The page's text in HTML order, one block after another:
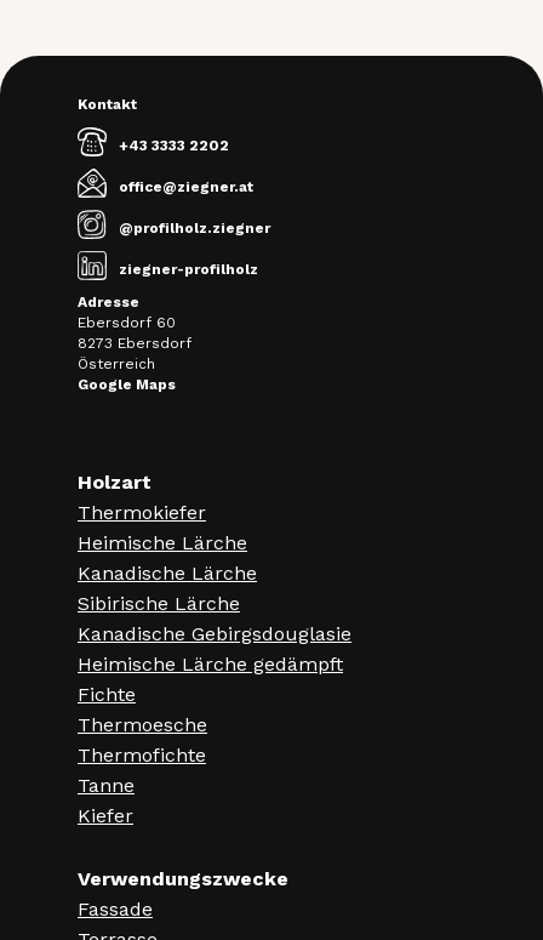
Kontakt
+43 3333 2202
office@ziegner.at
@profilholz.ziegner
ziegner-profilholz
Adresse
Ebersdorf 60
8273 Ebersdorf
Österreich
Google Maps
Holzart
Thermokiefer
Heimische Lärche
Kanadische Lärche
Sibirische Lärche
Kanadische Gebirgsdouglasie
Heimische Lärche gedämpft
Fichte
Thermoesche
Thermofichte
Tanne
Kiefer
Verwendungszwecke
Fassade